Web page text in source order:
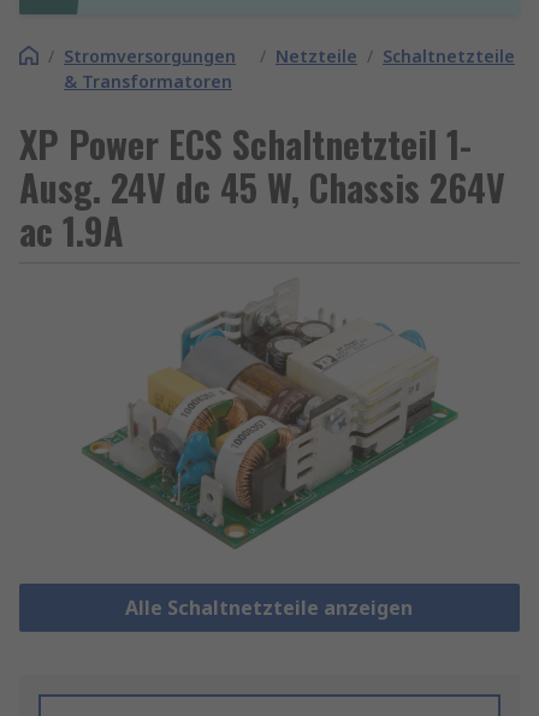
/ Stromversorgungen
& Transformatoren
/ Netzteile / Schaltnetzteile
XP Power ECS Schaltnetzteil 1-
Ausg. 24V dc 45 W, Chassis 264V
ac 1.9A
Alle Schaltnetzteile anzeigen